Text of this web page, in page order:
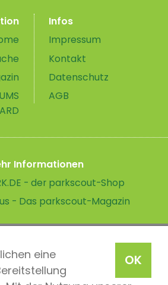
OK
eine
Infos
Impressum
Kontakt
Datenschutz
AGB
Informationen
- der parkscout-Shop
- Das parkscout-Magazin